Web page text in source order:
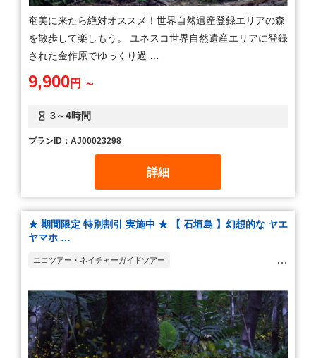
奄美に来たら絶対オススメ！世界自然遺産登録エリアの森
を散歩して楽しもう。 ユネスコ世界自然遺産エリアに登録
された金作原でゆっくり過 …
3～4時間
9,900円 ～
プランID：AJ00023298
詳細
★ 期間限定 特別割引 実施中 ★ 【 石垣島 】幻想的な ヤエ
ヤマホ …
エコツアー・ネイチャーガイドツアー